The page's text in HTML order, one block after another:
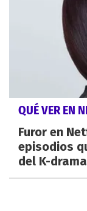
QUÉ VER EN
Furor en
episodios
del K-drama